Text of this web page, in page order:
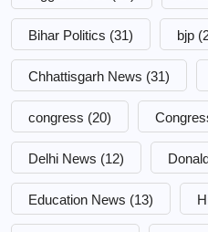
Bihar Politics (31) bjp
Chhattisgarh News (31)
congress (20)
Delhi News (12)
Education News (13)